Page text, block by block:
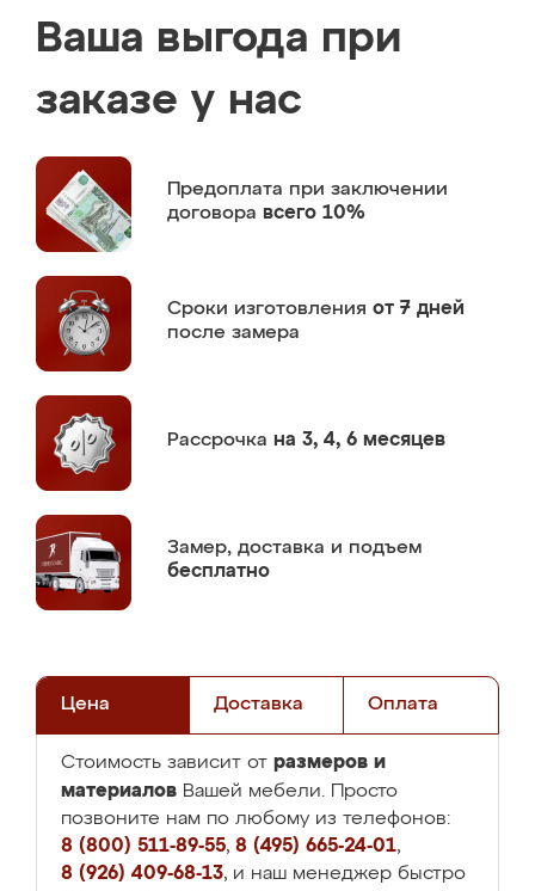
Ваша выгода при
заказе у нас
Предоплата при заключении
договора всего 10%
Сроки изготовления от 7 дней
после замера
Рассрочка на 3, 4, 6 месяцев
Замер, доставка и подъем
бесплатно
Цена Доставка Оплата
Стоимость зависит от размеров и
материалов Вашей мебели. Просто
позвоните нам по любому из телефонов:
8 (800) 511-89-55, 8 (495) 665-24-01,
8 (926) 409-68-13, и наш менеджер быстро